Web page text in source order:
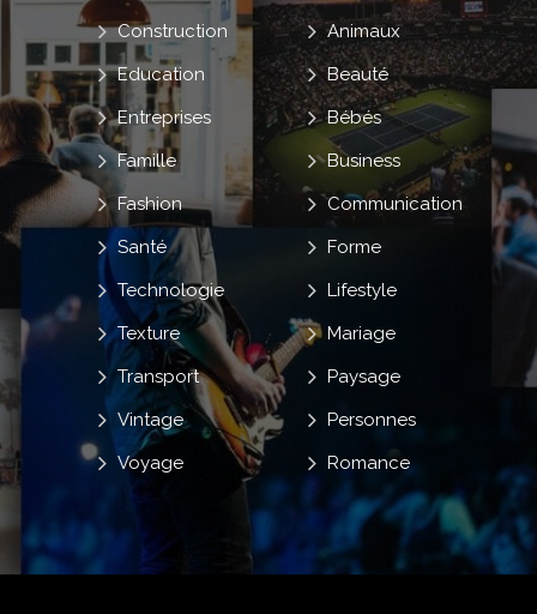
Animaux
Beauté
Bébés
Business
Communication
Construction
Education
Entreprises
Famille
Fashion
Forme
Lifestyle
Mariage
Paysage
Personnes
Romance
Santé
Technologie
Texture
Transport
Vintage
Voyage